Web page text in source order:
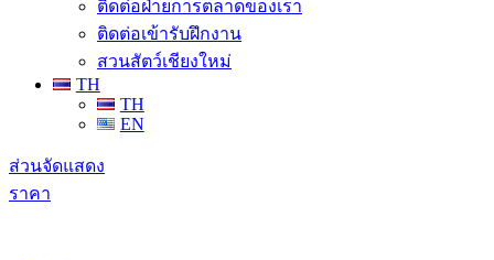
ติดต่อฝ่ายการตลาดของเรา
ติดต่อเข้ารับฝึกงาน
สวนสัตว์เชียงใหม่
TH
TH
EN
ส่วนจัดแสดง
ราคา